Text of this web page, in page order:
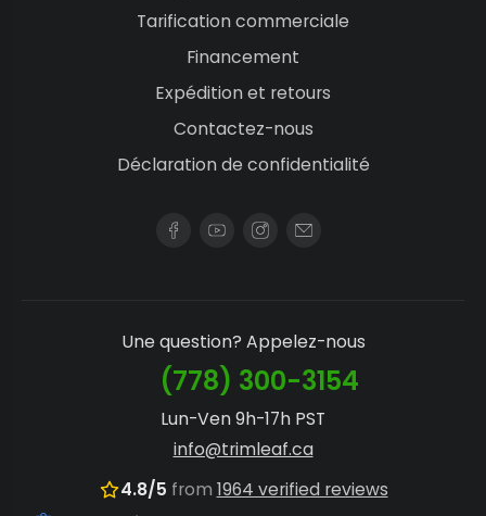
Tarification commerciale
Financement
Expédition et retours
Contactez-nous
Déclaration de confidentialité
Une question? Appelez-nous
(778) 300-3154
Lun-Ven 9h-17h PST
info@trimleaf.ca
4.8/5 from 1964 verified reviews